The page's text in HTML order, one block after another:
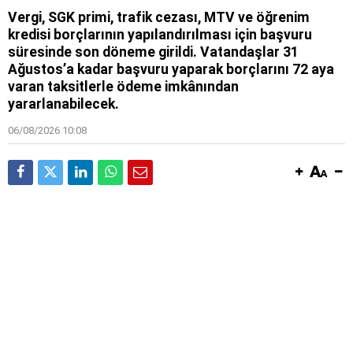
Vergi, SGK primi, trafik cezası, MTV ve öğrenim
kredisi borçlarının yapılandırılması için başvuru
süresinde son döneme girildi. Vatandaşlar 31
Ağustos’a kadar başvuru yaparak borçlarını 72 aya
varan taksitlerle ödeme imkânından
yararlanabilecek.
06/08/2026 10:08